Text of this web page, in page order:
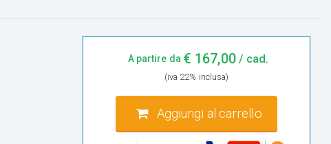
A partire da € 167,00/ cad.
(iva 22% inclusa)
Aggiungi al carrello